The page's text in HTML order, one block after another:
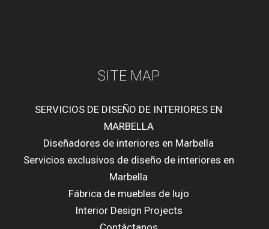
SITE MAP
SERVICIOS DE DISEÑO DE INTERIORES EN
MARBELLA
Diseñadores de interiores en Marbella
Servicios exclusivos de diseño de interiores en
Marbella
Fábrica de muebles de lujo
Interior Design Projects